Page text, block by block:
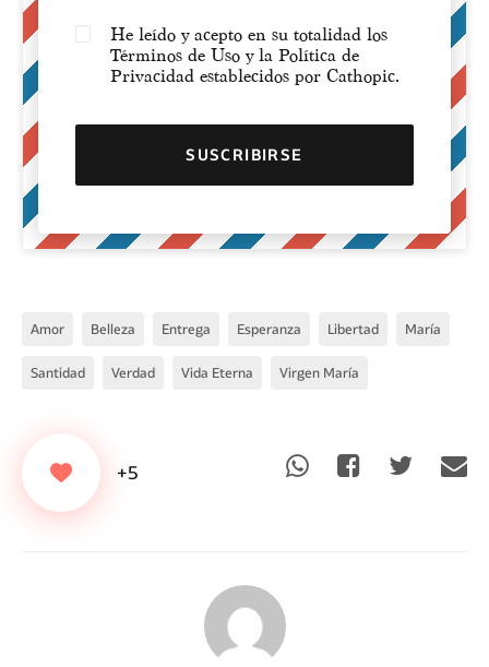
He leído y acepto en su totalidad los
Términos de Uso y la Política de
Privacidad establecidos por Cathopic.
Amor Belleza Entrega Esperanza Libertad María
Santidad Verdad Vida Eterna Virgen María
+5